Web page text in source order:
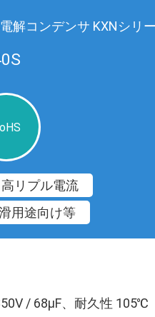
解コンデンサ KXNシリ
高リプル電流
用途向け等
/ 68µF、耐久性 105℃